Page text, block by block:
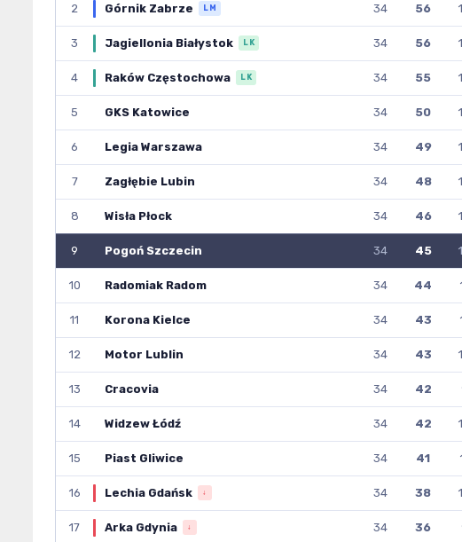
2 Górnik Zabrze LM 34 56
3 Jagiellonia Białystok LK 34 56
4 Raków Częstochowa LK 34 55
5 GKS Katowice 34 50
6 Legia Warszawa 34 49
7 Zagłębie Lubin 34 48
8 Wisła Płock 34 46
9 Pogoń Szczecin 34 45
10 Radomiak Radom 34 44
11 Korona Kielce 34 43
12 Motor Lublin 34 43
13 Cracovia 34 42
14 Widzew Łódź 34 42
15 Piast Gliwice 34 41
16 Lechia Gdańsk ↓ 34 38
17 Arka Gdynia ↓ 34 36